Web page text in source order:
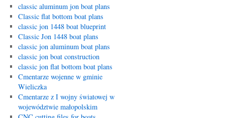
classic aluminum jon boat plans
Classic flat bottom boat plans
classic jon 1448 boat blueprint
Classic Jon 1448 boat plans
classic jon aluminum boat plans
classic jon boat construction
classic jon flat bottom boat plans
Cmentarze wojenne w gminie
Wieliczka
Cmentarze z I wojny światowej w
województwie małopolskim